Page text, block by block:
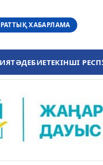
ХАБАРЛАМА
ӘДЕБИЕТЕКІНШІ